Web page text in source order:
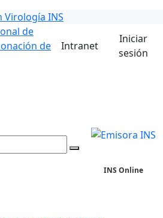
de
de
Intranet
Iniciar
sesión
INS Online